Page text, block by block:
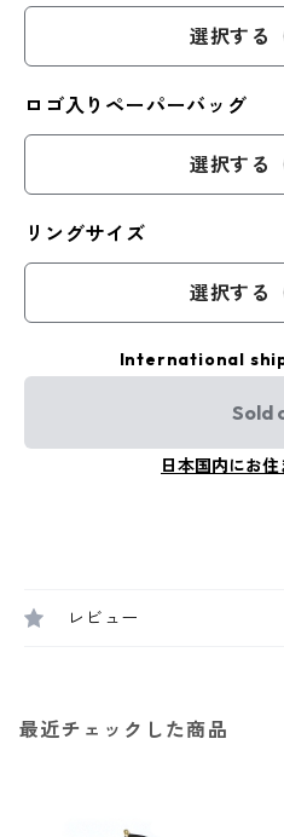
選択する
ロゴ入りペーパーバッグ
選択する
リングサイズ
選択する
International
Sold
日本国内にお
レビュー
最近チェックした商品